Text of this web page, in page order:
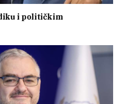
i političkim